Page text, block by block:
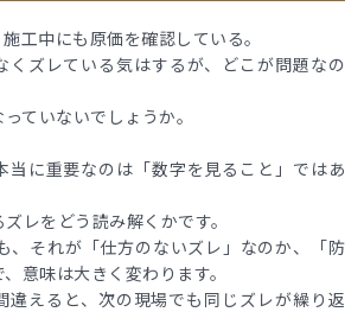
工中にも原価を確認している。
くズレている気はするが、どこが問題なの
ていないでしょうか。
当に重要なのは「数字を見ること」ではあ
レをどう読み解くかです。
、それが「仕方のないズレ」なのか、「防
意味は大きく変わります。
違えると、次の現場でも同じズレが繰り返